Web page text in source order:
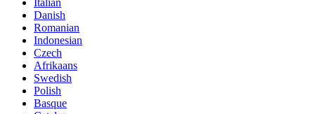
Italian
Danish
Romanian
Indonesian
Czech
Afrikaans
Swedish
Polish
Basque